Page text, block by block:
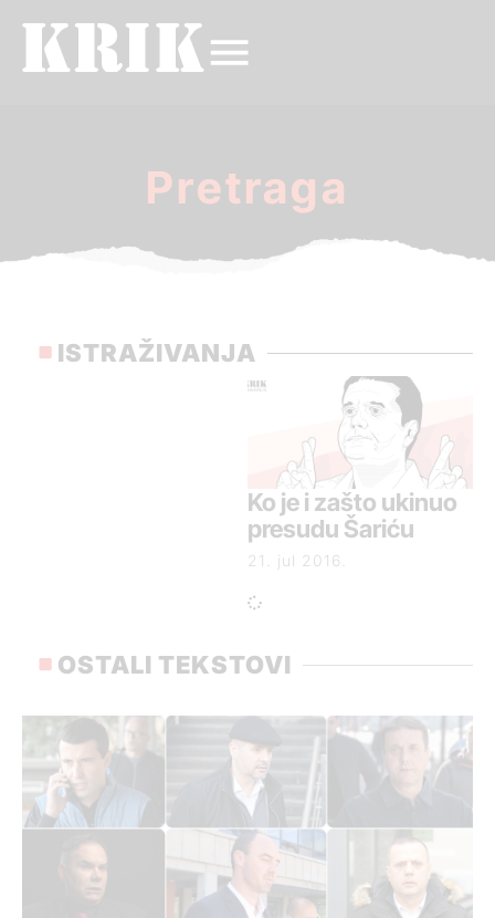
Pretraga
ISTRAŽIVANJA
Ko je i zašto ukinuo
presudu Šariću
21. jul 2016.
OSTALI TEKSTOVI